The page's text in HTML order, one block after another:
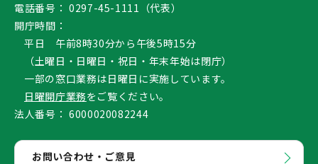
電話番号： 0297-45-1111（代表）
開庁時間：
平日 午前8時30分から午後5時15分
（土曜日・日曜日・祝日・年末年始は閉庁）
一部の窓口業務は日曜日に実施しています。
日曜開庁業務をご覧ください。
法人番号： 6000020082244
お問い合わせ・ご意見